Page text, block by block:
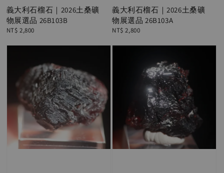
義大利石榴石｜2026土桑礦
物展選品 26B103B
Regular
NT$ 2,800
義大利石榴石｜2026土桑礦
物展選品 26B103A
Regular
NT$ 2,800